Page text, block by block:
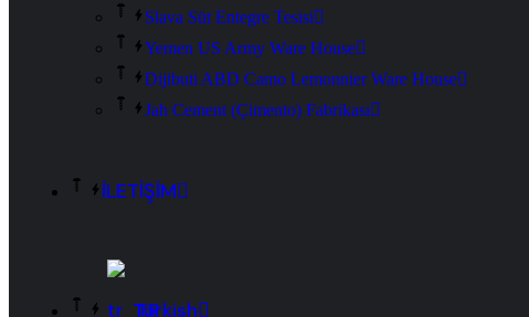
Slava Süt Entegre Tesisi
Yemen US Army Ware House
Dijibuti ABD Camo Lemonnier Ware House
Jah Cement (Çimento) Fabrikası
İLETİŞİM
Turkish